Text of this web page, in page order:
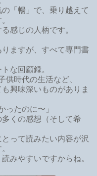
「暢」で、乗り越えて
感じの人柄です。
ますが、すべて専門書
な回顧録。
供時代の生活など、
興味深いものがありま
ったのに〜」
くの感想（そして希
って読みたい内容が沢
みやすいですからね。